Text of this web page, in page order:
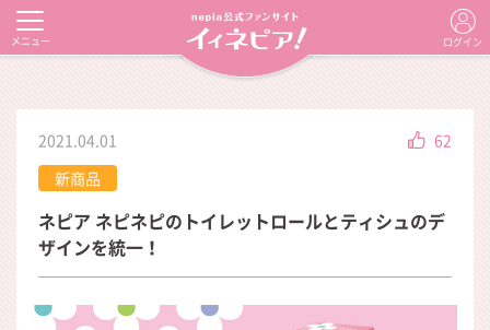
メニュー ログイン
2021.04.01
新商品
62
ネピア ネピネピのトイレットロールとティシュのデ
ザインを統一！